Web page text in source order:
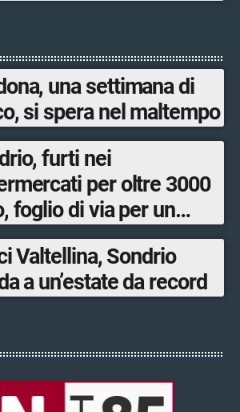
una settimana di
si spera nel maltempo
furti nei
per oltre 3000
foglio di via per un
Valtellina, Sondrio
a un’estate da record